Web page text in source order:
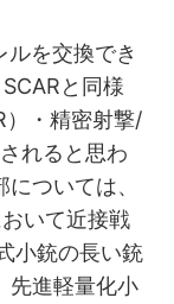
を交換でき
と同様
）・精密射撃/
れると思わ
ついては、
いて近接戦
小銃の長い銃
先進軽量化小